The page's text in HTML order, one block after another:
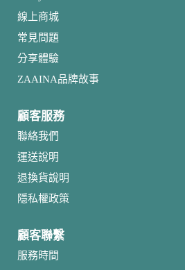
線上商城
常見問題
分享體驗
ZAAINA品牌故事
顧客服務
聯絡我們
運送說明
退換貨說明
隱私權政策
顧客聯繫
服務時間